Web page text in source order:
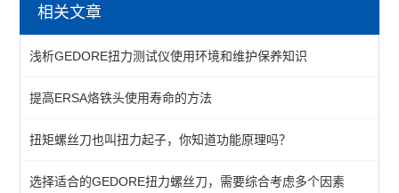
表面抵抗计
KANETEC高斯计
SIMCO测试仪
日本三丰千分表
MITUTOYO三丰
相关文章
浅析GEDORE扭力测试仪使用环境和维护保养知识
提高ERSA烙铁头使用寿命的方法
扭矩螺丝刀也叫扭力起子，你知道功能原理吗？
选择适合的GEDORE扭力螺丝刀，需要综合考虑多个因素